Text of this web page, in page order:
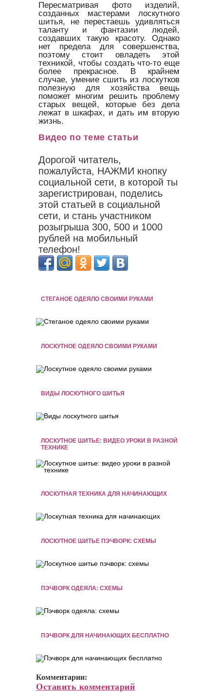
Пересматривая фото изделий,
созданных мастерами лоскутного
шитья, не перестаешь удивляться
таланту и фантазии людей,
создавших такую красоту. Однако
нет предела для совершенства,
поэтому стоит овладеть этой
техникой, чтобы создать что-то еще
более прекрасное. В крайнем
случае, умение сшить из лоскутков
полезную для хозяйства вещь
поможет многим решить проблему
старых вещей, которые без дела
лежат в шкафах, и дать им вторую
жизнь.
Видео по теме статьи
Дорогой читатель,
пожалуйста, НАЖМИ кнопку
социальной сети, в которой ты
зарегистрирован, поделись
этой статьей в социальной
сети, и стань участником
розыгрыша 300, 500 и 1000
рублей на мобильный
телефон!
СТЕГАНОЕ ОДЕЯЛО СВОИМИ РУКАМИ
ЛОСКУТНОЕ ОДЕЯЛО СВОИМИ РУКАМИ
ВИДЫ ЛОСКУТНОГО ШИТЬЯ
ЛОСКУТНОЕ ШИТЬЕ: ВИДЕО УРОКИ В РАЗНОЙ
ТЕХНИКЕ
ЛОСКУТНАЯ ТЕХНИКА ДЛЯ НАЧИНАЮЩИХ
ЛОСКУТНОЕ ШИТЬЕ ПЭЧВОРК: СХЕМЫ
ПЭЧВОРК ОДЕЯЛА: СХЕМЫ
ПЭЧВОРК ДЛЯ НАЧИНАЮЩИХ БЕСПЛАТНО
Комментарии:
Оставить комментарий